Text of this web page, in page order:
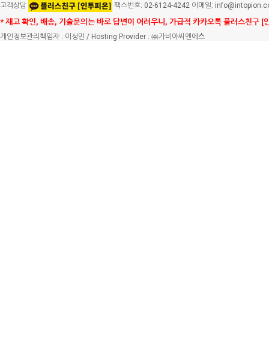
고객상담
팩스번호: 02-6124-4242 이메일:
* 재고 확인, 배송, 기술문의는 바로 답변이 어려우니, 가급적 카카오톡 플러스친구 [
개인정보관리책임자 : 이성민 / Hosting Provider : ㈜가비아씨엔에 스